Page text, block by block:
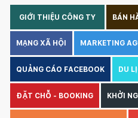
GIỚI THIỆU CÔNG TY BÁN
MẠNG XÃ HỘI MARKETING
QUẢNG CÁO FACEBOOK DU
ĐẶT CHỖ - BOOKING KHỞI